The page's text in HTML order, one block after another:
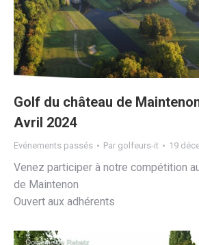
Golf du château de
Avril 2024
Evénements passés Par golfeurs-it 19
Venez participer à notre compétition
de Maintenon
Ouvert aux adhérents